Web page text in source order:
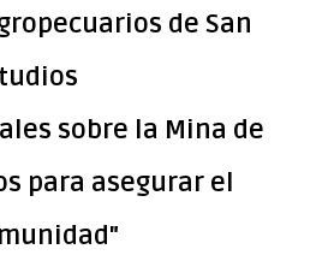
de San
sobre la Mina de
para asegurar el